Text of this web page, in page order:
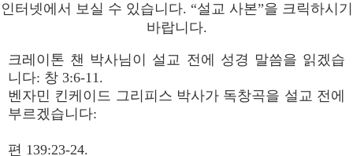
인터넷에서 보실 수 있습니다. “설교 사본”을 크릭하시기
바랍니다.
크레이톤 챈 박사님이 설교 전에 성경 말씀을 읽겠습
니다: 창 3:6-11.
벤자민 킨케이드 그리피스 박사가 독창곡을 설교 전에
부르겠습니다:
편 139:23-24.